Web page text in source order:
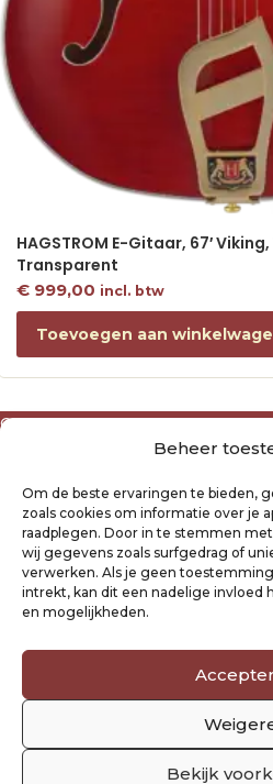
Beheer
Om de beste ervaringen te bieden,
zoals cookies om informatie over je
raadplegen. Door in te stemmen
wij gegevens zoals surfgedrag of
verwerken. Als je geen
intrekt, kan dit een nadelige invloed
en mogelijkheden.
Bekijk
HAGSTROM E-Gitaar, 67′
Transparent
€999,00 incl. btw
Toevoegen aan
Over ons
Algemene voorwaarden
Privacyverklaring Raysland
Cookiebeleid
Mijn account
Klantenservice
Verzending- en retourbeleid
Volg ons